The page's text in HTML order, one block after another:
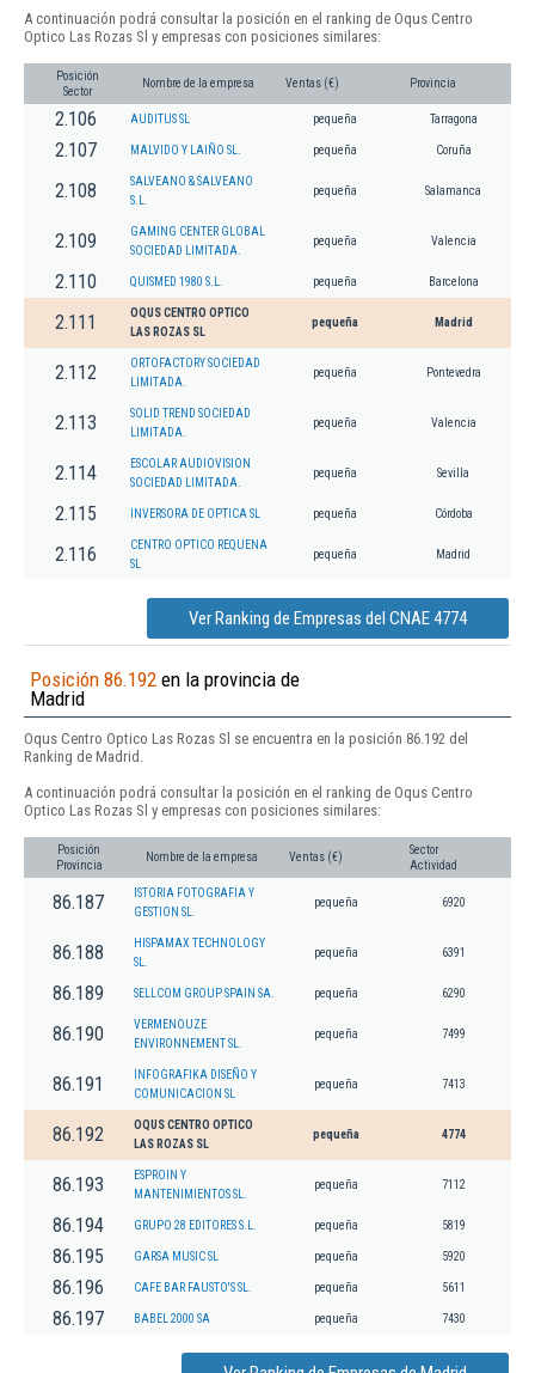
A continuación podrá consultar la posición en el ranking de Oqus Centro
Optico Las Rozas Sl y empresas con posiciones similares:
Posición
Sector
Nombre de la empresa Ventas (€) Provincia
2.106 AUDITUS SL pequeña Tarragona
2.107 MALVIDO Y LAIÑO SL. pequeña Coruña
2.108
SALVEANO & SALVEANO
S.L.
pequeña Salamanca
2.109
GAMING CENTER GLOBAL
SOCIEDAD LIMITADA.
pequeña Valencia
2.110 QUISMED 1980 S.L. pequeña Barcelona
2.111
OQUS CENTRO OPTICO
LAS ROZAS SL
pequeña Madrid
2.112
ORTOFACTORY SOCIEDAD
LIMITADA.
pequeña Pontevedra
2.113
SOLID TREND SOCIEDAD
LIMITADA.
pequeña Valencia
2.114
ESCOLAR AUDIOVISION
SOCIEDAD LIMITADA.
pequeña Sevilla
2.115 INVERSORA DE OPTICA SL pequeña Córdoba
2.116
CENTRO OPTICO REQUENA
SL
pequeña Madrid
Ver Ranking de Empresas del CNAE 4774
Posición 86.192 en la provincia de
Madrid
Oqus Centro Optico Las Rozas Sl se encuentra en la posición 86.192 del
Ranking de Madrid.
A continuación podrá consultar la posición en el ranking de Oqus Centro
Optico Las Rozas Sl y empresas con posiciones similares:
Posición
Provincia
Nombre de la empresa Ventas (€)
Sector
Actividad
86.187
ISTORIA FOTOGRAFIA Y
GESTION SL.
pequeña 6920
86.188
HISPAMAX TECHNOLOGY
SL.
pequeña 6391
86.189 SELLCOM GROUP SPAIN SA. pequeña 6290
86.190
VERMENOUZE
ENVIRONNEMENT SL.
pequeña 7499
86.191
INFOGRAFIKA DISEÑO Y
COMUNICACION SL
pequeña 7413
86.192
OQUS CENTRO OPTICO
LAS ROZAS SL
pequeña 4774
86.193
ESPROIN Y
MANTENIMIENTOS SL.
pequeña 7112
86.194 GRUPO 28 EDITORES S.L. pequeña 5819
86.195 GARSA MUSIC SL pequeña 5920
86.196 CAFE BAR FAUSTO'S SL. pequeña 5611
86.197 BABEL 2000 SA pequeña 7430